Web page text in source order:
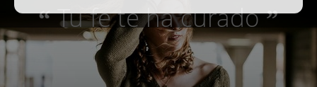
“Tu fe te ha curado”